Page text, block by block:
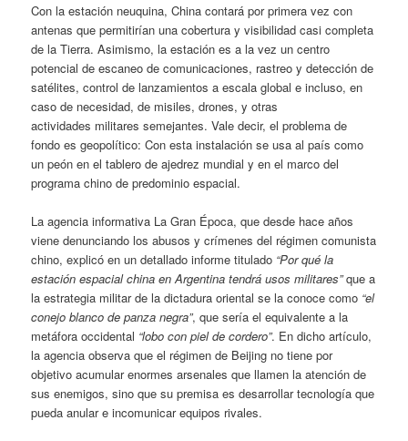
Con la estación neuquina, China contará por primera vez con
antenas que permitirían una cobertura y visibilidad casi completa
de la Tierra. Asimismo, la estación es a la vez un centro
potencial de escaneo de comunicaciones, rastreo y detección de
satélites, control de lanzamientos a escala global e incluso, en
caso de necesidad, de misiles, drones, y otras
actividades militares semejantes. Vale decir, el problema de
fondo es geopolítico: Con esta instalación se usa al país como
un peón en el tablero de ajedrez mundial y en el marco del
programa chino de predominio espacial.
La agencia informativa La Gran Época, que desde hace años
viene denunciando los abusos y crímenes del régimen comunista
chino, explicó en un detallado informe titulado “Por qué la
estación espacial china en Argentina tendrá usos militares”que a
la estrategia militar de la dictadura oriental se la conoce como “el
conejo blanco de panza negra”, que sería el equivalente a la
metáfora occidental “lobo con piel de cordero”. En dicho artículo,
la agencia observa que el régimen de Beijing no tiene por
objetivo acumular enormes arsenales que llamen la atención de
sus enemigos, sino que su premisa es desarrollar tecnología que
pueda anular e incomunicar equipos rivales.